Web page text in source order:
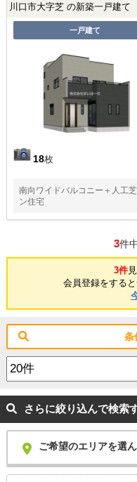
川口市大字芝 の新築一戸建て
一戸建て
18枚
南向ワイドバルコニー＋人
ン住宅
3件中
3件
会員登録をする
条
さらに絞り込んで検索
ご希望のエリアを選